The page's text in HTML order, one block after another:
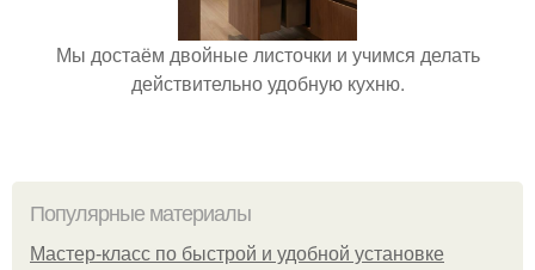
Мы достаём двойные листочки и учимся делать
действительно удобную кухню.
Популярные материалы
Мастер-класс по быстрой и удобной установке